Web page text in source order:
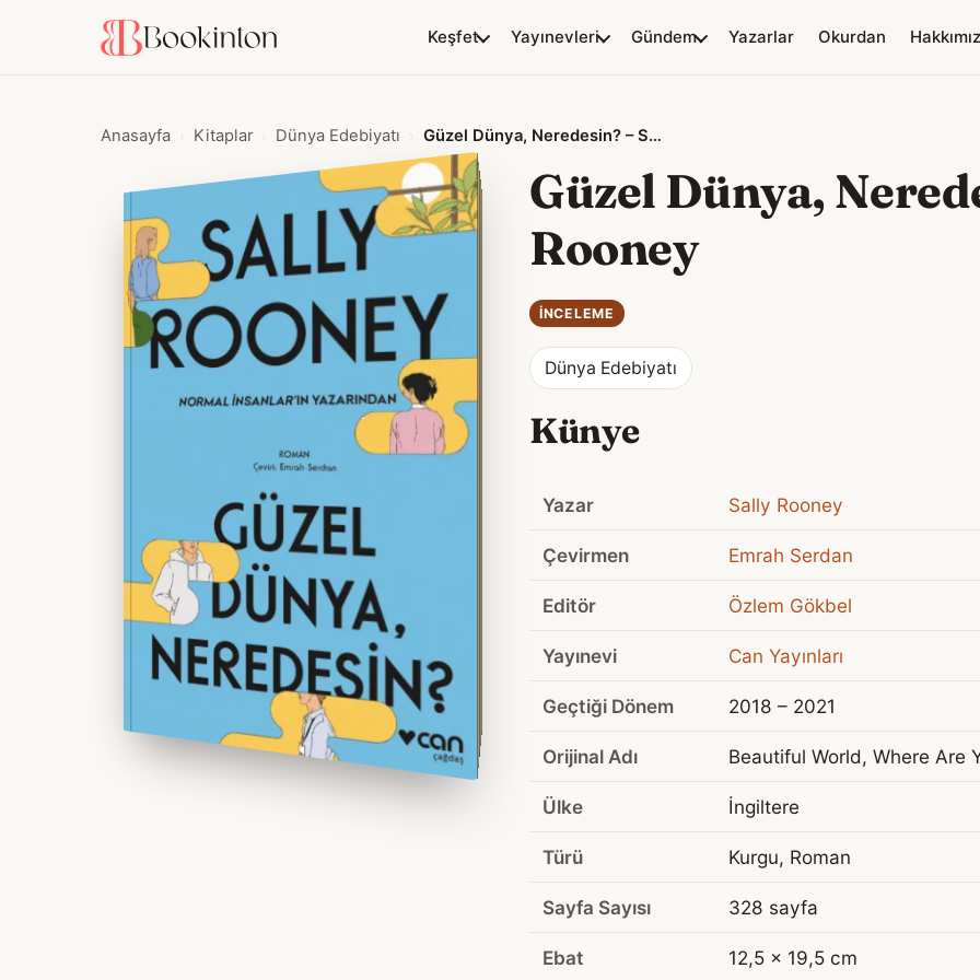
Keşfet Yayınevleri Gündem Yazarlar Okurdan
Anasayfa Kitaplar Dünya Edebiyatı Güzel Dünya, Neredesin? – Sally Rooney
Güzel Dünya,
Rooney
İNCELEME
Dünya Edebiyatı
Künye
Yazar Sally Rooney
Çevirmen Emrah Serdan
Editör Özlem Gökbel
Yayınevi Can Yayınları
Geçtiği Dönem 2018 – 2021
Orijinal Adı Beautiful World, Where Are
Ülke İngiltere
Türü Kurgu, Roman
Sayfa Sayısı 328 sayfa
Ebat 12,5 x 19,5 cm